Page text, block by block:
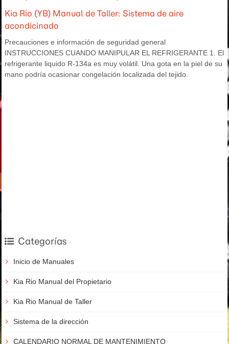
Kia Rio (YB) Manual de Taller: Sistema de aire
acondicinado
Precauciones e información de seguridad general
INSTRUCCIONES CUANDO MANIPULAR EL REFRIGERANTE 1. El
refrigerante liquido R-134a es muy volátil. Una gota en la piel de su
mano podría ocasionar congelación localizada del tejido.
Categorías
Inicio de Manuales
Kia Rio Manual del Propietario
Kia Rio Manual de Taller
Sistema de la dirección
CALENDARIO NORMAL DE MANTENIMIENTO